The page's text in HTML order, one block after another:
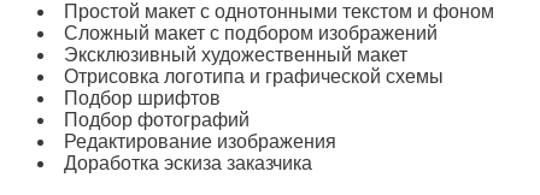
Простой макет с однотонными текстом и фоном
Сложный макет с подбором изображений
Эксклюзивный художественный макет
Отрисовка логотипа и графической схемы
Подбор шрифтов
Подбор фотографий
Редактирование изображения
Доработка эскиза заказчика